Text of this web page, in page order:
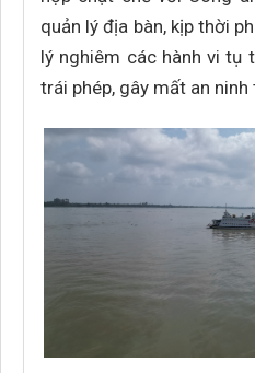
quản lý địa bàn, kịp thời
lý nghiêm các hành vi tụ
trái phép, gây mất an